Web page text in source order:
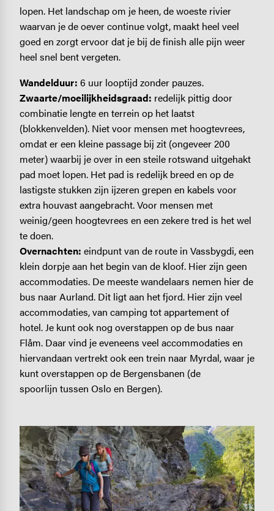
lopen. Het landschap om je heen, de woeste rivier
waarvan je de oever continue volgt, maakt heel veel
goed en zorgt ervoor dat je bij de finish alle pijn weer
heel snel bent vergeten.
Wandelduur: 6 uur looptijd zonder pauzes.
Zwaarte/moeilijkheidsgraad: redelijk pittig door
combinatie lengte en terrein op het laatst
(blokkenvelden). Niet voor mensen met hoogtevrees,
omdat er een kleine passage bij zit (ongeveer 200
meter) waarbij je over in een steile rotswand uitgehakt
pad moet lopen. Het pad is redelijk breed en op de
lastigste stukken zijn ijzeren grepen en kabels voor
extra houvast aangebracht. Voor mensen met
weinig/geen hoogtevrees en een zekere tred is het wel
te doen.
Overnachten: eindpunt van de route in Vassbygdi, een
klein dorpje aan het begin van de kloof. Hier zijn geen
accommodaties. De meeste wandelaars nemen hier de
bus naar Aurland. Dit ligt aan het fjord. Hier zijn veel
accommodaties, van camping tot appartement of
hotel. Je kunt ook nog overstappen op de bus naar
Flåm. Daar vind je eveneens veel accommodaties en
hiervandaan vertrekt ook een trein naar Myrdal, waar je
kunt overstappen op de Bergensbanen (de
spoorlijn tussen Oslo en Bergen).
Image